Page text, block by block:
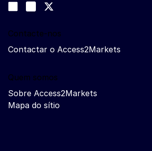
Join us on LinkedIn
Trade-Off podcast
Contacte-nos
Contactar o Access2Markets
Quem somos
Sobre Access2Markets
Mapa do sítio